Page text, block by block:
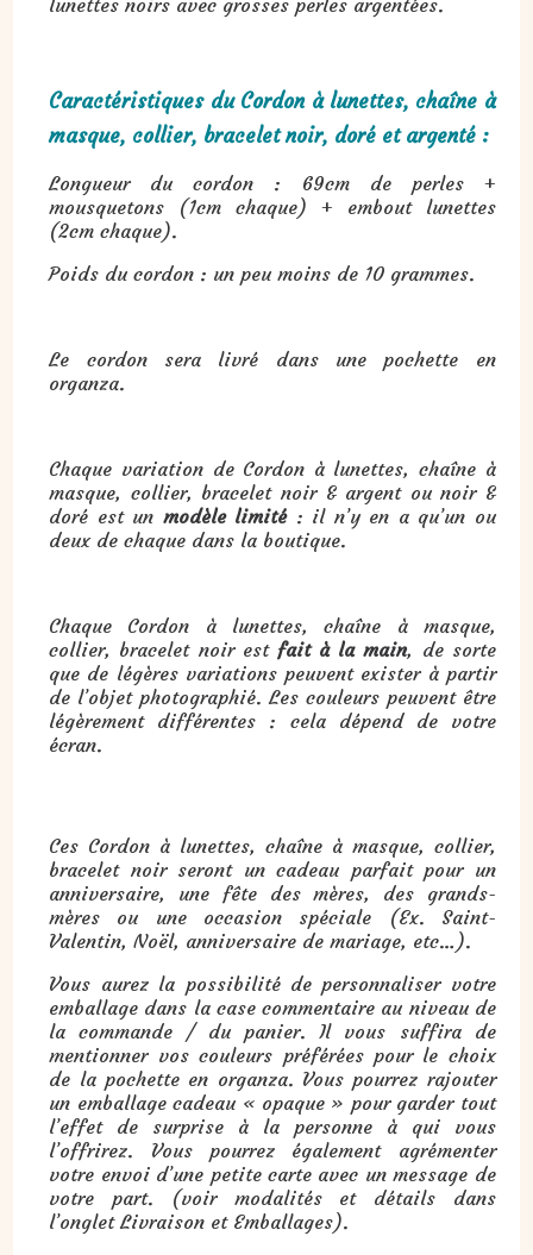
Caractéristiques du Cordon à lunettes, chaîne à
masque, collier, bracelet noir, doré et argenté :
Longueur du cordon : 69cm de perles +
mousquetons (1cm chaque) + embout lunettes
(2cm chaque).
Poids du cordon : un peu moins de 10 grammes.
Le cordon sera livré dans une pochette en
organza.
Chaque variation de Cordon à lunettes, chaîne à
masque, collier, bracelet noir & argent ou noir &
doré est un modèle limité: il n’y en a qu’un ou
deux de chaque dans la boutique.
Chaque Cordon à lunettes, chaîne à masque,
collier, bracelet noir est fait à la main, de sorte
que de légères variations peuvent exister à partir
de l’objet photographié. Les couleurs peuvent être
légèrement différentes : cela dépend de votre
écran.
Ces Cordon à lunettes, chaîne à masque, collier,
bracelet noir seront un cadeau parfait pour un
anniversaire, une fête des mères, des grands-
mères ou une occasion spéciale (Ex. Saint-
Valentin, Noël, anniversaire de mariage, etc…).
Vous aurez la possibilité de personnaliser votre
emballage dans la case commentaire au niveau de
la commande / du panier. Il vous suffira de
mentionner vos couleurs préférées pour le choix
de la pochette en organza. Vous pourrez rajouter
un emballage cadeau « opaque » pour garder tout
l’effet de surprise à la personne à qui vous
l’offrirez. Vous pourrez également agrémenter
votre envoi d’une petite carte avec un message de
votre part. (voir modalités et détails dans
l’onglet Livraison et Emballages).